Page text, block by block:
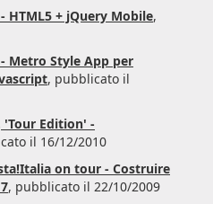
HTML5 + jQuery Mobile,
Metro Style App per
, pubblicato il
'Tour Edition' -
il 16/12/2010
on tour - Costruire
, pubblicato il 22/10/2009